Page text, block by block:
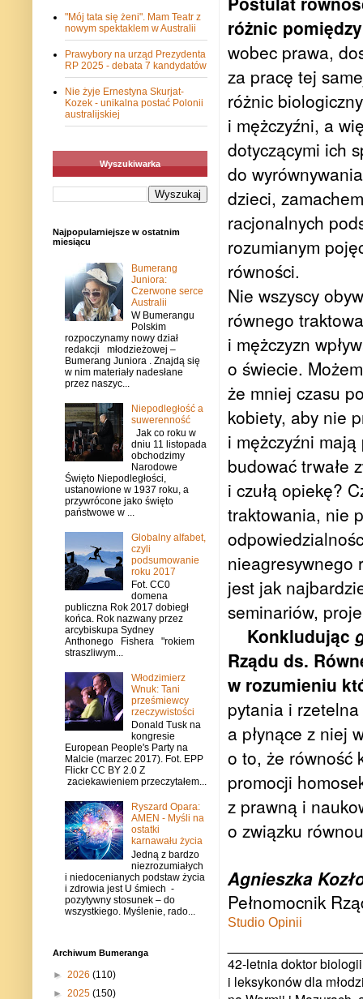
różnic
wobec prawa,
za pracę tej
różnic
i mężczyźni, a
dotyczącymi ich
do
dzieci,
racjonalnych
rozumianym
równości.
Nie wszyscy
równego
i mężczyzn
o świecie.
że mniej czasu
kobiety, aby nie
i mężczyźni
budować trwałe
i czułą opiekę?
traktowania, nie
nieagresywnego
jest jak
seminariów,
Konkludując
Rządu ds.
w rozumieniu
pytania i
a płynące z niej
o to, że równość
promocji
z prawną i
o związku
Agnieszka
Pełnomocnik
Studio Opinii
42-letnia doktor
i leksykonów dla
"Mój tata się żeni". Mam Teatr z
nowym spektaklem w Australii
Prawybory na urząd Prezydenta
RP 2025 - debata 7 kandydatów
Nie żyje Ernestyna Skurjat-
Kozek - unikalna postać Polonii
australijskiej
Wyszukiwarka
Najpopularniejsze w ostatnim
miesiącu
Bumerang
Juniora:
Czerwone serce
Australii
W Bumerangu
Polskim
rozpoczynamy nowy dział
redakcji młodzieżowej –
Bumerang Juniora . Znajdą się
w nim materiały nadesłane
przez naszyc...
Niepodległość a
suwerenność
Jak co roku w
dniu 11 listopada
obchodzimy
Narodowe
Święto Niepodległości,
ustanowione w 1937 roku, a
przywrócone jako święto
państwowe w ...
Globalny alfabet,
czyli
podsumowanie
roku 2017
Fot. CC0
domena
publiczna Rok 2017 dobiegł
końca. Rok nazwany przez
arcybiskupa Sydney
Anthonego Fishera "rokiem
straszliwym...
Włodzimierz
Wnuk: Tani
prześmiewcy
rzeczywistości
Donald Tusk na
kongresie
European People's Party na
Malcie (marzec 2017). Fot. EPP
Flickr CC BY 2.0 Z
zaciekawieniem przeczytałem...
Ryszard Opara:
AMEN - Myśli na
ostatki
karnawału życia
Jedną z bardzo
niezrozumiałych
i niedocenianych podstaw życia
i zdrowia jest U śmiech -
pozytywny stosunek – do
wszystkiego. Myślenie, rado...
Archiwum Bumeranga
► 2026 (110)
► 2025 (150)